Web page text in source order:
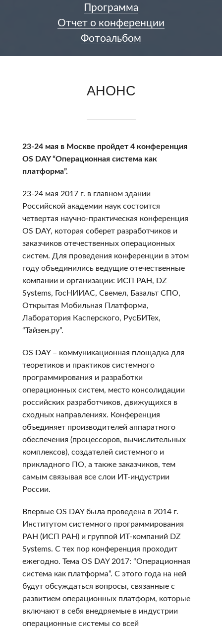
Программа
Отчет о конференции
Фотоальбом
АНОНС
23-24 мая в Москве пройдет 4 конференция
OS DAY “Операционная система как
платформа”.
23-24 мая 2017 г. в главном здании
Российской академии наук состоится
четвертая научно-практическая конференция
OS DAY, которая соберет разработчиков и
заказчиков отечественных операционных
систем. Для проведения конференции в этом
году объединились ведущие отечественные
компании и организации: ИСП РАН, DZ
Systems, ГосНИИАС, Свемел, Базальт СПО,
Открытая Мобильная Платформа,
Лаборатория Касперского, РусБИТех,
“Тайзен.ру”.
OS DAY – коммуникационная площадка для
теоретиков и практиков системного
программирования и разработки
операционных систем, место консолидации
российских разработчиков, движущихся в
сходных направлениях. Конференция
объединяет производителей аппаратного
обеспечения (процессоров, вычислительных
комплексов), создателей системного и
прикладного ПО, а также заказчиков, тем
самым связывая все слои ИТ-индустрии
России.
Впервые OS DAY была проведена в 2014 г.
Институтом системного программирования
РАН (ИСП РАН) и группой ИТ-компаний DZ
Systems. С тех пор конференция проходит
ежегодно. Тема OS DAY 2017: “Операционная
система как платформа”. С этого года на ней
будут обсуждаться вопросы, связанные с
развитием операционных платформ, которые
включают в себя внедряемые в индустрии
операционные системы со всей